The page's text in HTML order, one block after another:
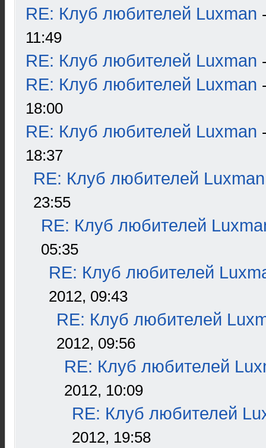
RE: Клуб любителей Luxman
11:49
RE: Клуб любителей Luxman
RE: Клуб любителей Luxman
18:00
RE: Клуб любителей Luxman
18:37
RE: Клуб любителей Luxman
23:55
RE: Клуб любителей
05:35
RE: Клуб любителей
2012, 09:43
RE: Клуб любителей
2012, 09:56
RE: Клуб любителей
2012, 10:09
RE: Клуб любителей
2012, 19:58